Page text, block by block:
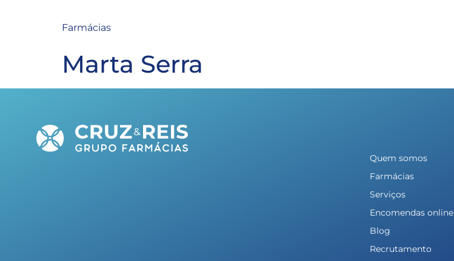
Farmácias
Marta Serra
Quem somos
Farmácias
Serviços
Encomendas online
Blog
Recrutamento